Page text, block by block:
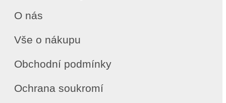
O nás
Vše o nákupu
Obchodní podmínky
Ochrana soukromí